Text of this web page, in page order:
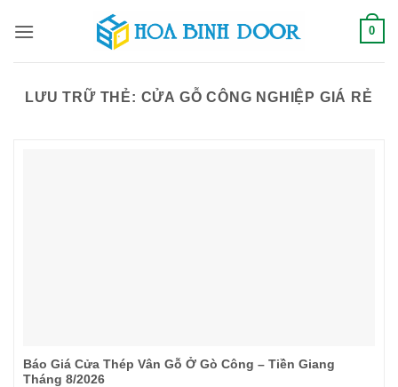
qua
0
LƯU TRỮ THẺ: CỬA GỖ CÔNG NGHIỆP GIÁ RẺ
Báo Giá Cửa Thép Vân Gỗ Ở Gò Công – Tiền Giang
Tháng 8/2026